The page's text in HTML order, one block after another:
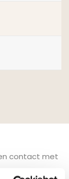
contact met